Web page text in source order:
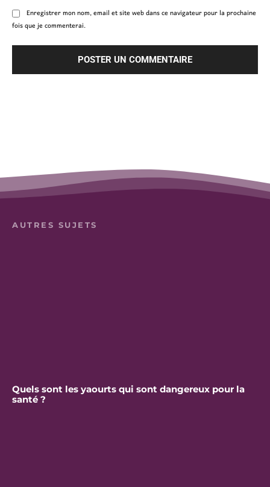
Enregistrer mon nom, email et site web dans ce navigateur pour la prochaine
fois que je commenterai.
AUTRES SUJETS
Quels sont les yaourts qui sont dangereux pour la
santé ?